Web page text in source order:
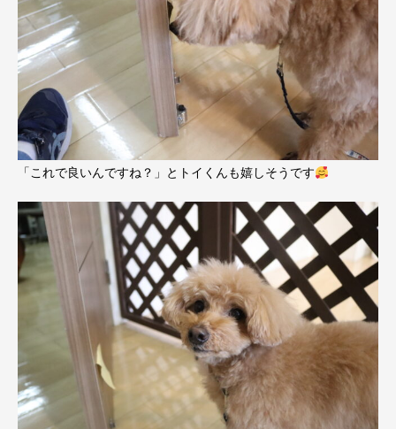
「これで良いんですね？」とトイくんも嬉しそうです